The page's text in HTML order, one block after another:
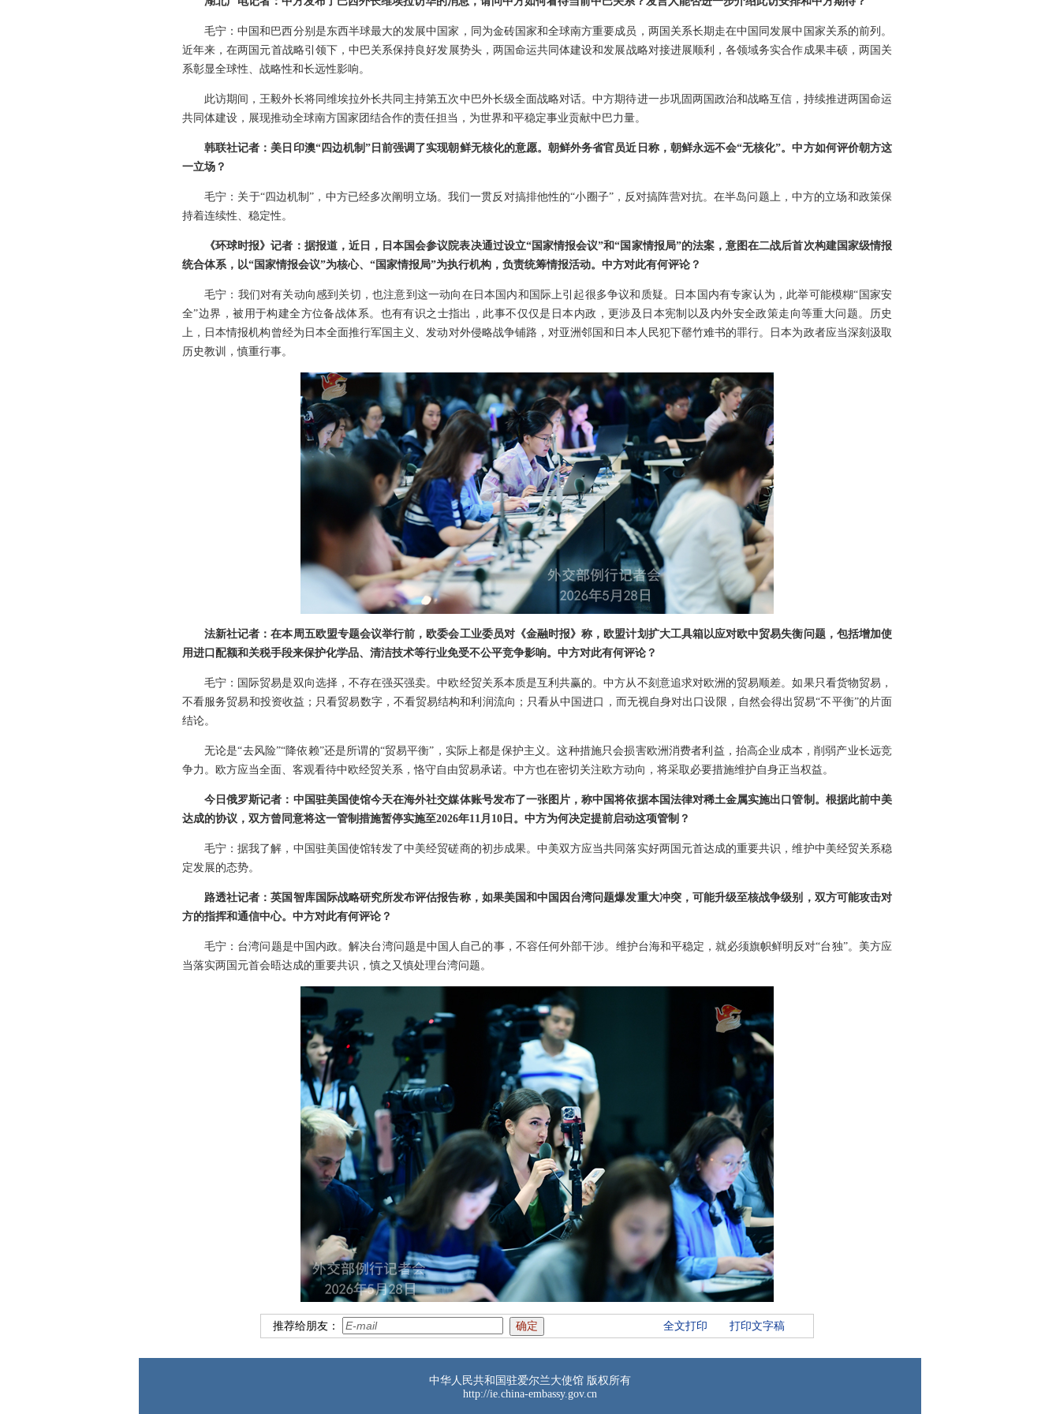
毛宁：中国和巴西分别是东西半球最大的发展中国家，同为金砖国家和全球南方重要成员，两国关系长期走在中国同发展中国家关系的前列。
近年来，在两国元首战略引领下，中巴关系保持良好发展势头，两国命运共同体建设和发展战略对接进展顺利，各领域务实合作成果丰硕，两国关
系彰显全球性、战略性和长远性影响。
此访期间，王毅外长将同维埃拉外长共同主持第五次中巴外长级全面战略对话。中方期待进一步巩固两国政治和战略互信，持续推进两国命运
共同体建设，展现推动全球南方国家团结合作的责任担当，为世界和平稳定事业贡献中巴力量。
韩联社记者：美日印澳“四边机制”日前强调了实现朝鲜无核化的意愿。朝鲜外务省官员近日称，朝鲜永远不会“无核化”。中方如何评价朝方这
一立场？
毛宁：关于“四边机制”，中方已经多次阐明立场。我们一贯反对搞排他性的“小圈子”，反对搞阵营对抗。在半岛问题上，中方的立场和政策保
持着连续性、稳定性。
《环球时报》记者：据报道，近日，日本国会参议院表决通过设立“国家情报会议”和“国家情报局”的法案，意图在二战后首次构建国家级情报
统合体系，以“国家情报会议”为核心、“国家情报局”为执行机构，负责统筹情报活动。中方对此有何评论？
毛宁：我们对有关动向感到关切，也注意到这一动向在日本国内和国际上引起很多争议和质疑。日本国内有专家认为，此举可能模糊“国家安
全”边界，被用于构建全方位备战体系。也有有识之士指出，此事不仅仅是日本内政，更涉及日本宪制以及内外安全政策走向等重大问题。历史
上，日本情报机构曾经为日本全面推行军国主义、发动对外侵略战争铺路，对亚洲邻国和日本人民犯下罄竹难书的罪行。日本为政者应当深刻汲取
历史教训，慎重行事。
法新社记者：在本周五欧盟专题会议举行前，欧委会工业委员对《金融时报》称，欧盟计划扩大工具箱以应对欧中贸易失衡问题，包括增加使
用进口配额和关税手段来保护化学品、清洁技术等行业免受不公平竞争影响。中方对此有何评论？
毛宁：国际贸易是双向选择，不存在强买强卖。中欧经贸关系本质是互利共赢的。中方从不刻意追求对欧洲的贸易顺差。如果只看货物贸易，
不看服务贸易和投资收益；只看贸易数字，不看贸易结构和利润流向；只看从中国进口，而无视自身对出口设限，自然会得出贸易“不平衡”的片面
结论。
无论是“去风险”“降依赖”还是所谓的“贸易平衡”，实际上都是保护主义。这种措施只会损害欧洲消费者利益，抬高企业成本，削弱产业长远竞
争力。欧方应当全面、客观看待中欧经贸关系，恪守自由贸易承诺。中方也在密切关注欧方动向，将采取必要措施维护自身正当权益。
今日俄罗斯记者：中国驻美国使馆今天在海外社交媒体账号发布了一张图片，称中国将依据本国法律对稀土金属实施出口管制。根据此前中美
达成的协议，双方曾同意将这一管制措施暂停实施至2026年11月10日。中方为何决定提前启动这项管制？
毛宁：据我了解，中国驻美国使馆转发了中美经贸磋商的初步成果。中美双方应当共同落实好两国元首达成的重要共识，维护中美经贸关系稳
定发展的态势。
路透社记者：英国智库国际战略研究所发布评估报告称，如果美国和中国因台湾问题爆发重大冲突，可能升级至核战争级别，双方可能攻击对
方的指挥和通信中心。中方对此有何评论？
毛宁：台湾问题是中国内政。解决台湾问题是中国人自己的事，不容任何外部干涉。维护台海和平稳定，就必须旗帜鲜明反对“台独”。美方应
当落实两国元首会晤达成的重要共识，慎之又慎处理台湾问题。
推荐给朋友： 全文打印 打印文字稿
中华人民共和国驻爱尔兰大使馆 版权所有
http://ie.china-embassy.gov.cn